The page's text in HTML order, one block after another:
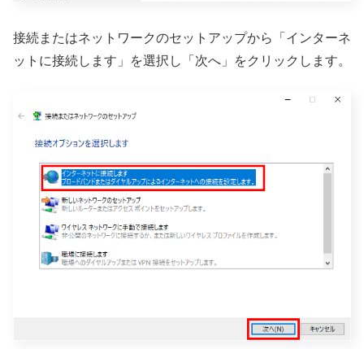
接続またはネットワークのセットアップから「インターネ
ットに接続します」を選択し「次へ」をクリックします。